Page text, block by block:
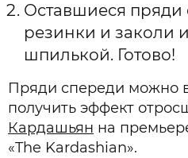
Оставшиеся пряди
резинки и заколи
шпилькой. Готово!
Пряди спереди можно
получить эффект
Кардашьян на
«The Kardashian».